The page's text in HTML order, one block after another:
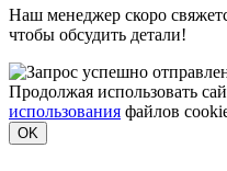
Наш менеджер скоро
чтобы обсудить детали!
Продолжая использовать
использования файлов
OK